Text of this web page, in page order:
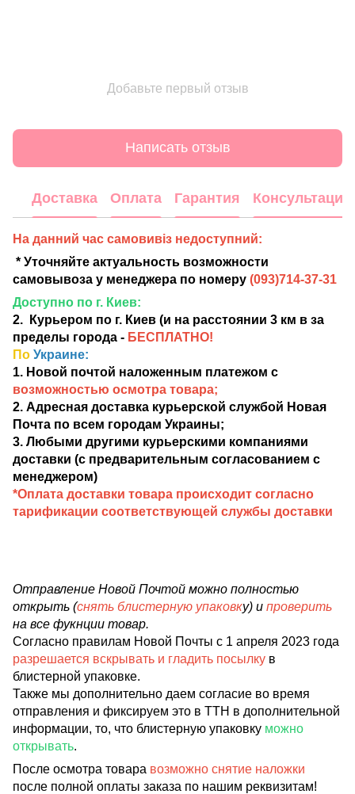
Добавьте первый отзыв
Написать отзыв
Доставка Оплата Гарантия Консультация
На данний час самовивіз недоступний:
* Уточняйте актуальность возможности
самовывоза у менеджера по номеру (093)714-37-31
Доступно по г. Киев:
2. Курьером по г. Киев (и на расстоянии 3 км в за
пределы города - БЕСПЛАТНО!
По Украине:
1. Новой почтой наложенным платежом с
возможностью осмотра товара;
2. Адресная доставка курьерской службой Новая
Почта по всем городам Украины;
3. Любыми другими курьерскими компаниями
доставки (с предварительным согласованием с
менеджером)
*Оплата доставки товара происходит согласно
тарификации соответствующей службы доставки
Отправление Новой Почтой можно полностью
открыть (снять блистерную упаковку) и проверить
на все фукнции товар.
Согласно правилам Новой Почты с 1 апреля 2023 года
разрешается вскрывать и гладить посылку в
блистерной упаковке.
Также мы дополнительно даем согласие во время
отправления и фиксируем это в ТТН в дополнительной
информации, то, что блистерную упаковку можно
открывать.
После осмотра товара возможно снятие наложки
после полной оплаты заказа по нашим реквизитам!